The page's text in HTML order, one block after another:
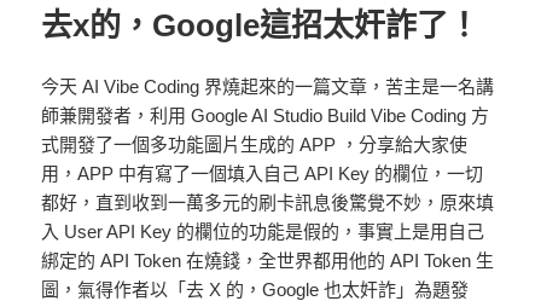
去x的，Google這招太奸詐了！
今天 AI Vibe Coding 界燒起來的一篇文章，苦主是一名講
師兼開發者，利用 Google AI Studio Build Vibe Coding 方
式開發了一個多功能圖片生成的 APP ，分享給大家使
用，APP 中有寫了一個填入自己 API Key 的欄位，一切
都好，直到收到一萬多元的刷卡訊息後驚覺不妙，原來填
入 User API Key 的欄位的功能是假的，事實上是用自己
綁定的 API Token 在燒錢，全世界都用他的 API Token 生
圖，氣得作者以「去 X 的，Google 也太奸詐」為題發